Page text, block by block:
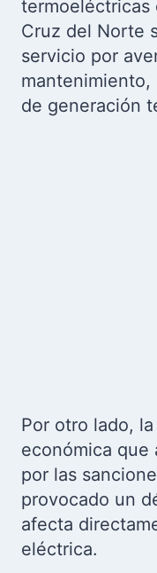
termoeléctricas
Cruz del Norte
servicio por
mantenimiento,
de generación
Por otro lado,
económica que
por las
provocado un
afecta
eléctrica.